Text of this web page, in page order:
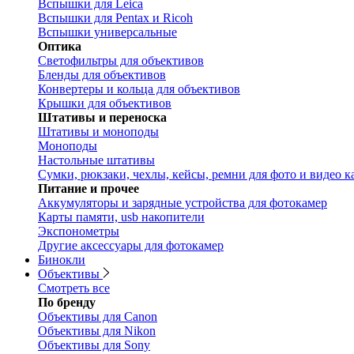
Вспышки для Leica
Вспышки для Pentax и Ricoh
Вспышки универсальные
Оптика
Светофильтры для объективов
Бленды для объективов
Конвертеры и кольца для объективов
Крышки для объективов
Штативы и переноска
Штативы и моноподы
Моноподы
Настольные штативы
Сумки, рюкзаки, чехлы, кейсы, ремни для фото и видео
Питание и прочее
Аккумуляторы и зарядные устройства для фотокамер
Карты памяти, usb накопители
Экспонометры
Другие аксессуары для фотокамер
Бинокли
Объективы
Смотреть все
По бренду
Объективы для Canon
Объективы для Nikon
Объективы для Sony